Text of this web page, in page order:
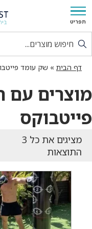
תפריט
דף הבית » שק עומד
מוצרים עם
פייטבוקס
התוצאות